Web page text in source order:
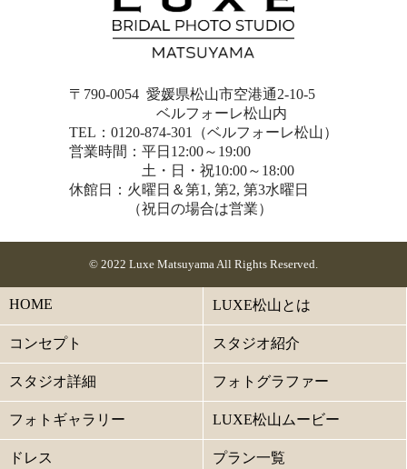
〒790-0054 愛媛県松山市空港通2-10-5
ベルフォーレ松山内
TEL：0120-874-301（ベルフォーレ松山）
営業時間：平日12:00～19:00
土・日・祝10:00～18:00
休館日：火曜日＆第1, 第2, 第3水曜日
（祝日の場合は営業）
© 2022 Luxe Matsuyama All Rights Reserved.
HOME LUXE松山とは
コンセプト スタジオ紹介
スタジオ詳細 フォトグラファー
フォトギャラリー LUXE松山ムービー
ドレス プラン一覧